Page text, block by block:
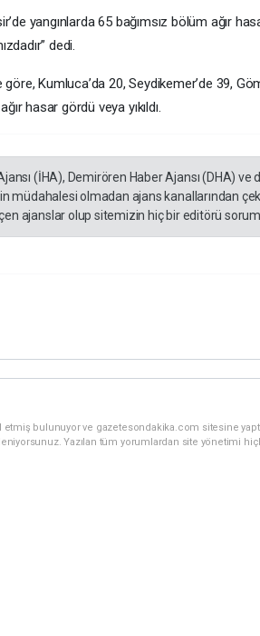
yangınlarda 65 bağımsız bölüm ağır
dedi.
göre, Kumluca’da 20, Seydikemer’de 39,
hasar gördü veya yıkıldı.
(İHA), Demirören Haber Ajansı (DHA)
müdahalesi olmadan ajans kanallarından
ajanslar olup sitemizin hiç bir editörü
etmiş bulunuyor ve gazetesondakika.com sitesine
Yazılan tüm yorumlardan site yönetimi